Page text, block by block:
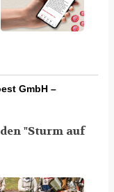
GmbH –
"Sturm auf